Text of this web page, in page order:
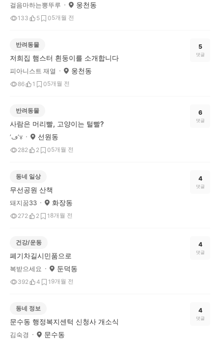
걸음마하는뽕뚜루 웅천동
133 5 05개월 전
반려동물
저희집 햄스터 흰둥이를 소개합니다
피아니스트 재열 웅천동
86 1 05개월 전
5
댓글
반려동물
사람은 머리빨, 고양이는 털빨?
’ڡ‘४ 선원동
282 2 05개월 전
6
댓글
동네 일상
무선공원 산책
돼지꿈33 화장동
272 2 1 8개월 전
4
댓글
건강/운동
폐기차길시민품으로
복받으세요 둔덕동
392 4 1 9개월 전
4
댓글
동네 정보
문수동 행정복지센턱 신청사 개소식
김숙경 문수동
4
댓글